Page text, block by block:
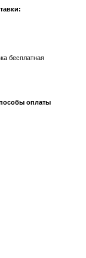
бесплатная
оплаты